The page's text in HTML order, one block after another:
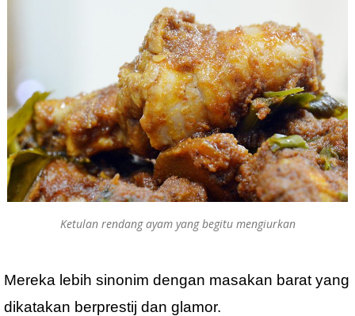
Ketulan rendang ayam yang begitu mengiurkan
Mereka lebih sinonim dengan masakan barat yang
dikatakan berprestij dan glamor.